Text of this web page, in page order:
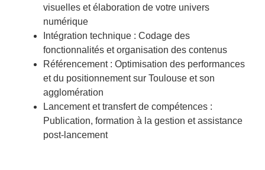
visuelles et élaboration de votre univers
numérique
Intégration technique : Codage des
fonctionnalités et organisation des contenus
Référencement : Optimisation des performances
et du positionnement sur Toulouse et son
agglomération
Lancement et transfert de compétences :
Publication, formation à la gestion et assistance
post-lancement